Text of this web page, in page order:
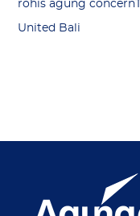
rohis agung concern
United Bali